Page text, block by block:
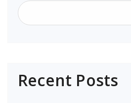
Recent Posts